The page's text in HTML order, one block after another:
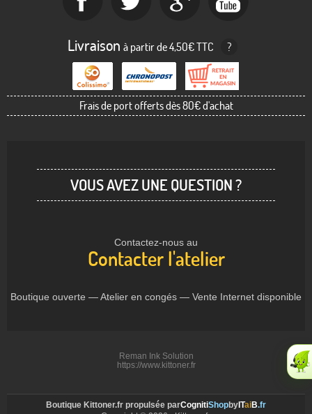
Livraison à partir de 4,50€ TTC ?
Frais de port offerts dès 80€ d'achat
VOUS AVEZ UNE QUESTION ?
Contactez-nous au
Contacter l'atelier
Boutique ouverte — Atelier en congés — Vente Internet disponible
Reman Ink Solution
https://www.kittoner.fr
Boutique Kittoner.fr propulsée parCognitiShopby ITaiB.fr